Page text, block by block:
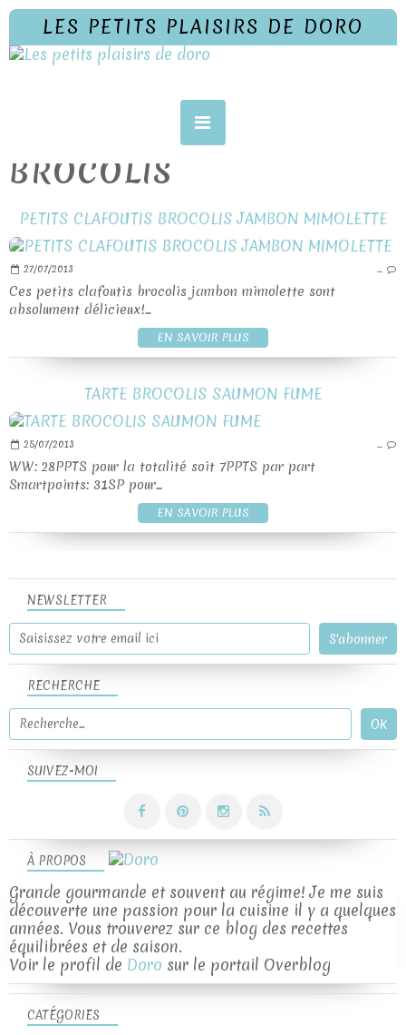
LES PETITS PLAISIRS DE DORO
BROCOLIS
PETITS CLAFOUTIS BROCOLIS JAMBON MIMOLETTE
27/07/2013 …
Ces petits clafoutis brocolis jambon mimolette sont
absolument délicieux!...
EN SAVOIR PLUS
TARTE BROCOLIS SAUMON FUME
25/07/2013 …
WW: 28PPTS pour la totalité soit 7PPTS par part
Smartpoints: 31SP pour...
EN SAVOIR PLUS
NEWSLETTER
SUIVEZ-MOI
RECHERCHE
À PROPOS
Grande gourmande et souvent au régime! Je me suis
découverte une passion pour la cuisine il y a quelques
années. Vous trouverez sur ce blog des recettes
équilibrées et de saison.
Voir le profil de Doro sur le portail Overblog
CATÉGORIES